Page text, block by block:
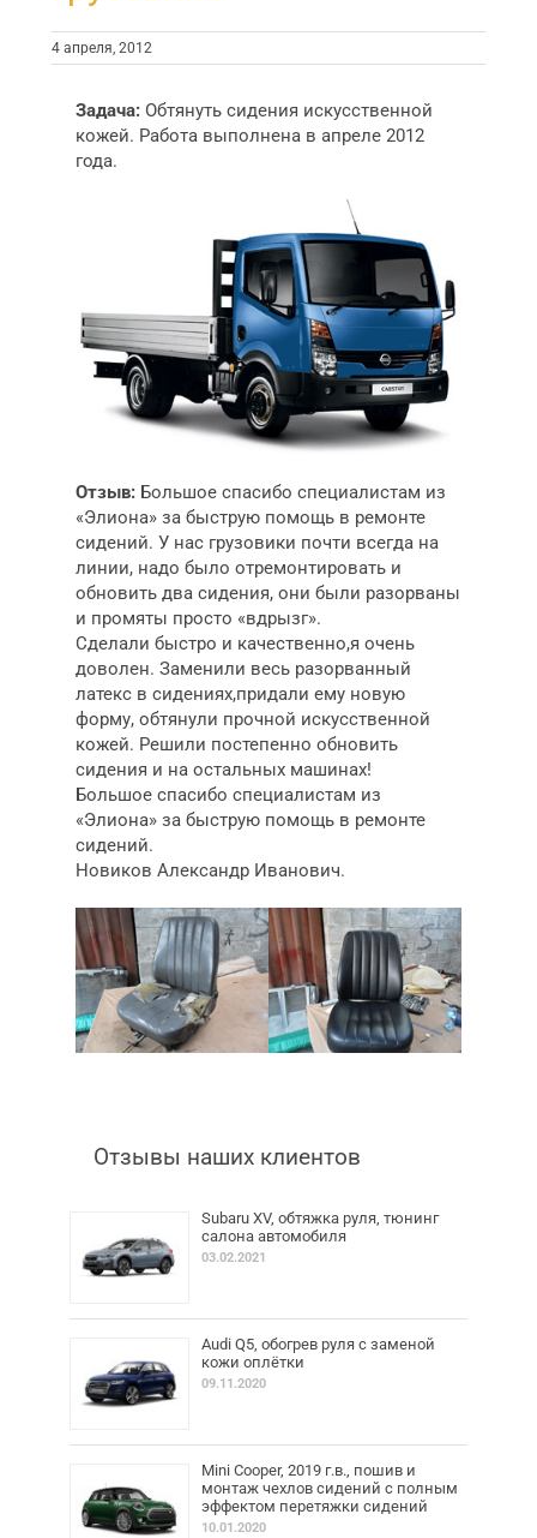
4 апреля, 2012
Задача:Обтянуть сидения искусственной
кожей. Работа выполнена в апреле 2012
года.
Отзыв:Большое спасибо специалистам из
«Элиона» за быструю помощь в ремонте
сидений. У нас грузовики почти всегда на
линии, надо было отремонтировать и
обновить два сидения, они были разорваны
и промяты просто «вдрызг».
Сделали быстро и качественно,я очень
доволен. Заменили весь разорванный
латекс в сидениях,придали ему новую
форму, обтянули прочной искусственной
кожей. Решили постепенно обновить
сидения и на остальных машинах!
Большое спасибо специалистам из
«Элиона» за быструю помощь в ремонте
сидений.
Новиков Александр Иванович.
Отзывы наших клиентов
Subaru XV, обтяжка руля, тюнинг
салона автомобиля
03.02.2021
Audi Q5, обогрев руля с заменой
кожи оплётки
09.11.2020
Mini Cooper, 2019 г.в., пошив и
монтаж чехлов сидений с полным
эффектом перетяжки сидений
10.01.2020